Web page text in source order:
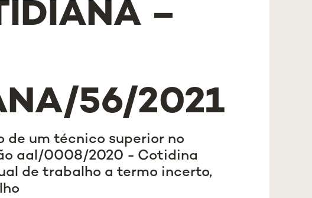
–
56/2021
de um técnico superior no
aal/0008/2020 - Cotidina
de trabalho a termo incerto,